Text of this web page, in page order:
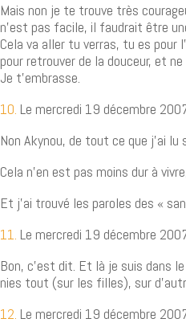
Mais non je te trouve très
n’est pas facile, il faudrait être
Cela va aller tu verras, tu es pour
pour retrouver de la douceur, et
Je t’embrasse.
10. Le mercredi 19 décembre
Non Akynou, de tout ce que j’ai
Cela n’en est pas moins dur à
Et j’ai trouvé les paroles des «
11. Le mercredi 19 décembre
Bon, c’est dit. Et là je suis dans
nies tout (sur les filles), sur
12. Le mercredi 19 décembre